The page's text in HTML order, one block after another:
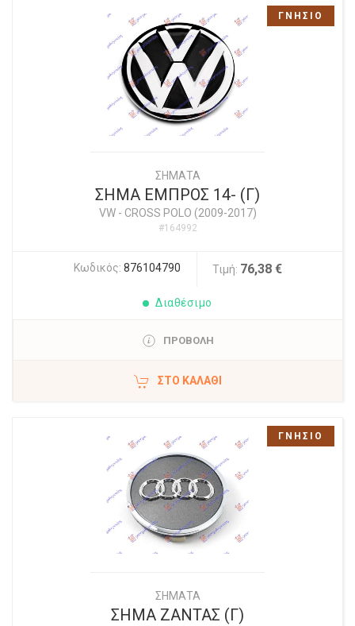
ΣΗΜΑΤΑ
ΣΗΜΑ ΕΜΠΡΟΣ 14- (Γ)
VW- CROSS POLO (2009-2017)
#164992
Κωδικός: 876104790 Τιμή: 76,38 €
Διαθέσιμο
ΠΡΟΒΟΛΗ
ΣΤΟ ΚΑΛΆΘΙ
ΓΝΗΣΙΟ
ΣΗΜΑΤΑ
ΣΗΜΑ ΖΑΝΤΑΣ (Γ)
ΓΝΗΣΙΟ